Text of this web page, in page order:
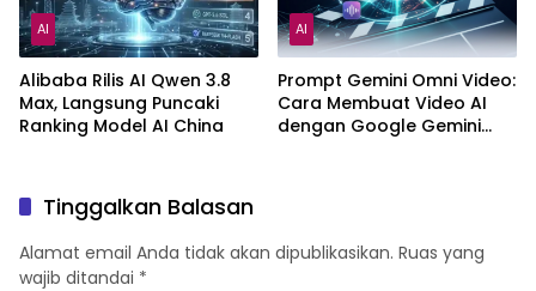
AI
Alibaba Rilis AI Qwen 3.8
Max, Langsung Puncaki
Ranking Model AI China
AI
Prompt Gemini Omni Video:
Cara Membuat Video AI
dengan Google Gemini
Tinggalkan Balasan
Alamat email Anda tidak akan dipublikasikan. Ruas yang
wajib ditandai *